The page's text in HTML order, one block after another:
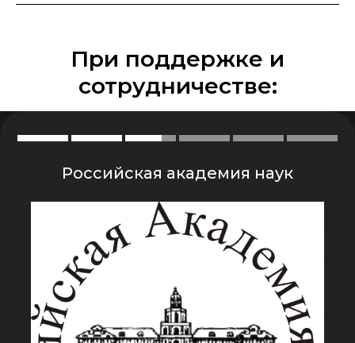
При поддержке и
сотрудничестве:
Российская академия наук